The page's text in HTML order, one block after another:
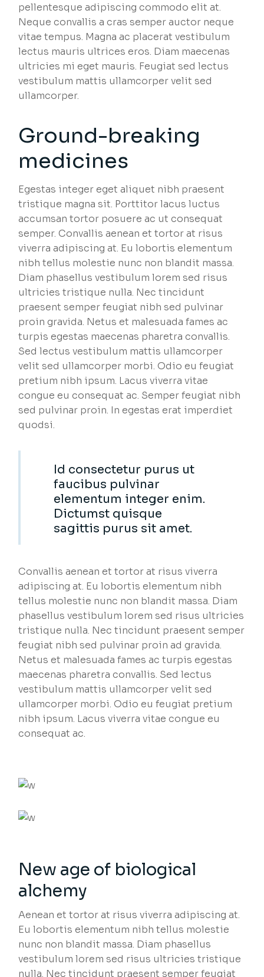
pellentesque adipiscing commodo elit at.
Neque convallis a cras semper auctor neque
vitae tempus. Magna ac placerat vestibulum
lectus mauris ultrices eros. Diam maecenas
ultricies mi eget mauris. Feugiat sed lectus
vestibulum mattis ullamcorper velit sed
ullamcorper.
Ground-breaking
medicines
Egestas integer eget aliquet nibh praesent
tristique magna sit. Porttitor lacus luctus
accumsan tortor posuere ac ut consequat
semper. Convallis aenean et tortor at risus
viverra adipiscing at. Eu lobortis elementum
nibh tellus molestie nunc non blandit massa.
Diam phasellus vestibulum lorem sed risus
ultricies tristique nulla. Nec tincidunt
praesent semper feugiat nibh sed pulvinar
proin gravida. Netus et malesuada fames ac
turpis egestas maecenas pharetra convallis.
Sed lectus vestibulum mattis ullamcorper
velit sed ullamcorper morbi. Odio eu feugiat
pretium nibh ipsum. Lacus viverra vitae
congue eu consequat ac. Semper feugiat nibh
sed pulvinar proin. In egestas erat imperdiet
quodsi.
Id consectetur purus ut
faucibus pulvinar
elementum integer enim.
Dictumst quisque
sagittis purus sit amet.
Convallis aenean et tortor at risus viverra
adipiscing at. Eu lobortis elementum nibh
tellus molestie nunc non blandit massa. Diam
phasellus vestibulum lorem sed risus ultricies
tristique nulla. Nec tincidunt praesent semper
feugiat nibh sed pulvinar proin ad gravida.
Netus et malesuada fames ac turpis egestas
maecenas pharetra convallis. Sed lectus
vestibulum mattis ullamcorper velit sed
ullamcorper morbi. Odio eu feugiat pretium
nibh ipsum. Lacus viverra vitae congue eu
consequat ac.
New age of biological
alchemy
Aenean et tortor at risus viverra adipiscing at.
Eu lobortis elementum nibh tellus molestie
nunc non blandit massa. Diam phasellus
vestibulum lorem sed risus ultricies tristique
nulla. Nec tincidunt praesent semper feugiat